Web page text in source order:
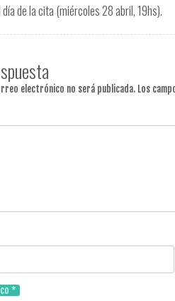
de la cita (miércoles 28 abril, 19hs).
electrónico no será publicada. Los
*